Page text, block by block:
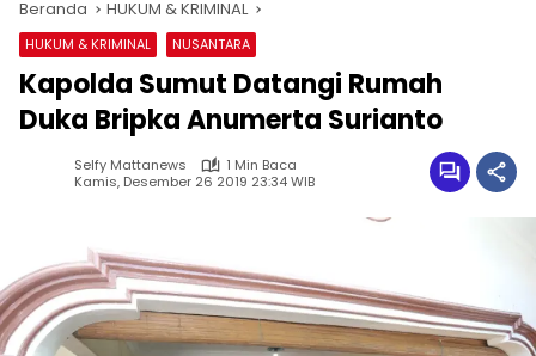
Beranda HUKUM & KRIMINAL
HUKUM & KRIMINAL NUSANTARA
Kapolda Sumut Datangi Rumah
Duka Bripka Anumerta Surianto
Selfy Mattanews
1 Min Baca
Kamis, Desember 26 2019 23:34 WIB